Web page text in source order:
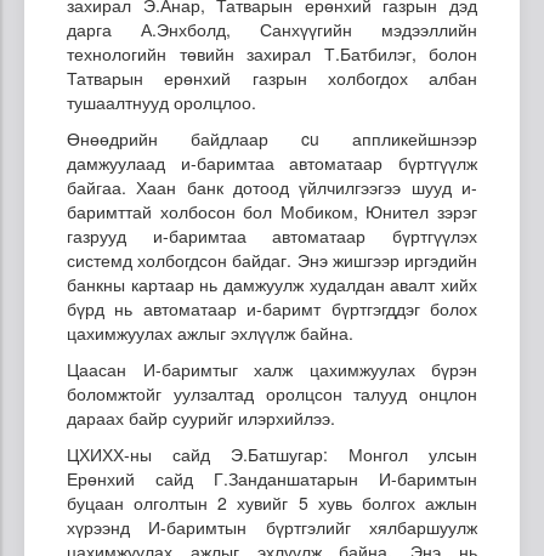
дарга А.Энхболд, Санхүүгийн мэдээллийн
технологийн төвийн захирал Т.Батбилэг, болон
Татварын ерөнхий газрын холбогдох албан
тушаалтнууд оролцлоо.
Өнөөдрийн байдлаар cu аппликейшнээр
дамжуулаад и-баримтаа автоматаар бүртгүүлж
байгаа. Хаан банк дотоод үйлчилгээгээ шууд и-
баримттай холбосон бол Мобиком, Юнител зэрэг
газрууд и-баримтаа автоматаар бүртгүүлэх
системд холбогдсон байдаг. Энэ жишгээр иргэдийн
банкны картаар нь дамжуулж худалдан авалт хийх
бүрд нь автоматаар и-баримт бүртгэгддэг болох
цахимжуулах ажлыг эхлүүлж байна.
Цаасан И-баримтыг халж цахимжуулах бүрэн
боломжтойг уулзалтад оролцсон талууд онцлон
дараах байр суурийг илэрхийлээ.
ЦХИХХ-ны сайд Э.Батшугар: Монгол улсын
Ерөнхий сайд Г.Занданшатарын И-баримтын
буцаан олголтын 2 хувийг 5 хувь болгох ажлын
хүрээнд И-баримтын бүртгэлийг хялбаршуулж
цахимжуулах ажлыг эхлүүлж байна. Энэ нь